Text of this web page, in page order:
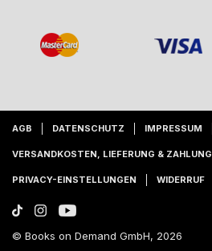
AGB DATENSCHUTZ IMPRESSUM
VERSANDKOSTEN, LIEFERUNG & ZAHLUNG
PRIVACY-EINSTELLUNGEN WIDERRUF
© Books on Demand GmbH, 2026